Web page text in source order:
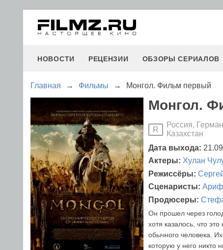
НОВОСТИ РЕЦЕНЗИИ ОБЗОРЫ СЕРИАЛОВ
Главная → Фильмы → Монгол. Фильм первый
Монгол.
R
Россия,
Казахстан
Дата выхода:
Актеры: Хулан
Режиссёры:
Сценаристы:
Продюсеры:
Он прошел через
хотя казалось, что
обычного человека.
которую у него никто